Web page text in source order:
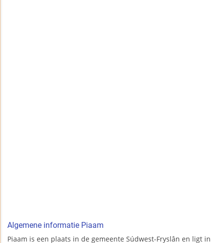
Algemene informatie Piaam
Piaam is een plaats in de gemeente Súdwest-Fryslân en ligt in